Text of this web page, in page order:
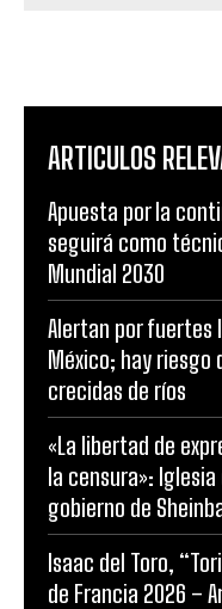
ARTICULOS
Apuesta por la
seguirá como
Mundial 2030
Alertan por fuertes
México; hay riesgo
crecidas de ríos
«La libertad de
la censura»:
gobierno de
Isaac del Toro,
de Francia 2026 –